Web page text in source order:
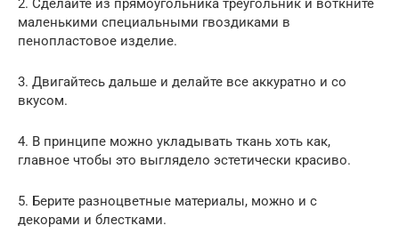
2. Сделайте из прямоугольника треугольник и воткните
маленькими специальными гвоздиками в
пенопластовое изделие.
3. Двигайтесь дальше и делайте все аккуратно и со
вкусом.
4. В принципе можно укладывать ткань хоть как,
главное чтобы это выглядело эстетически красиво.
5. Берите разноцветные материалы, можно и с
декорами и блестками.